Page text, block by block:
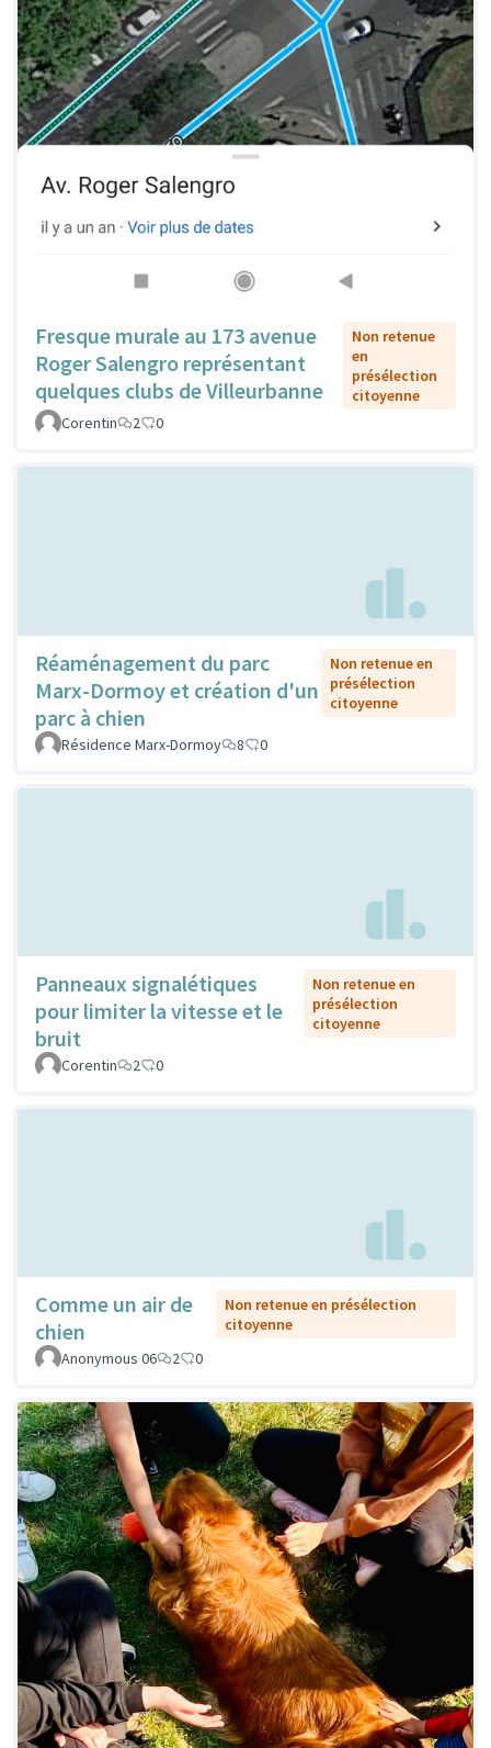
Fresque murale au 173 avenue
Roger Salengro représentant
quelques clubs de Villeurbanne
Non retenue
en
présélection
citoyenne
Corentin
2 0
Réaménagement du parc
Marx-Dormoy et création d'un
parc à chien
Non retenue en
présélection
citoyenne
Résidence Marx-Dormoy 8 0
Panneaux signalétiques
pour limiter la vitesse et le
bruit
Non retenue en
présélection
citoyenne
Corentin 2 0
Comme un air de
chien
Non retenue en présélection
citoyenne
Anonymous 06
2 0